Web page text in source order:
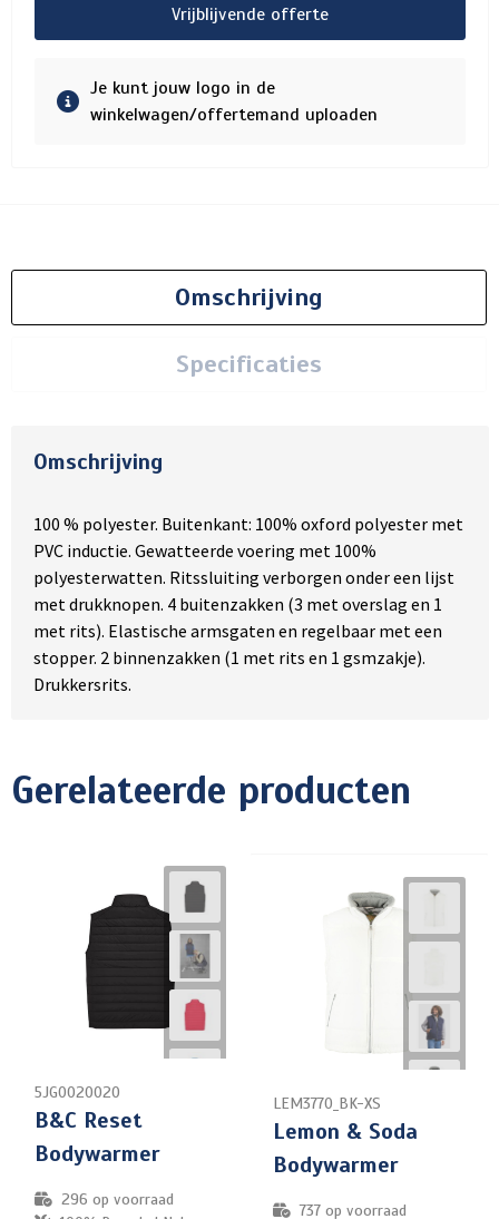
Vrijblijvende offerte
Je kunt jouw logo in de
winkelwagen/offertemand uploaden
Omschrijving
Specificaties
Omschrijving
100 % polyester. Buitenkant: 100% oxford polyester met
PVC inductie. Gewatteerde voering met 100%
polyesterwatten. Ritssluiting verborgen onder een lijst
met drukknopen. 4 buitenzakken (3 met overslag en 1
met rits). Elastische armsgaten en regelbaar met een
stopper. 2 binnenzakken (1 met rits en 1 gsmzakje).
Drukkersrits.
Gerelateerde producten
5JG0020020
B&C Reset
Bodywarmer
296 op voorraad
LEM3770_BK-XS
Lemon & Soda
Bodywarmer
737 op voorraad